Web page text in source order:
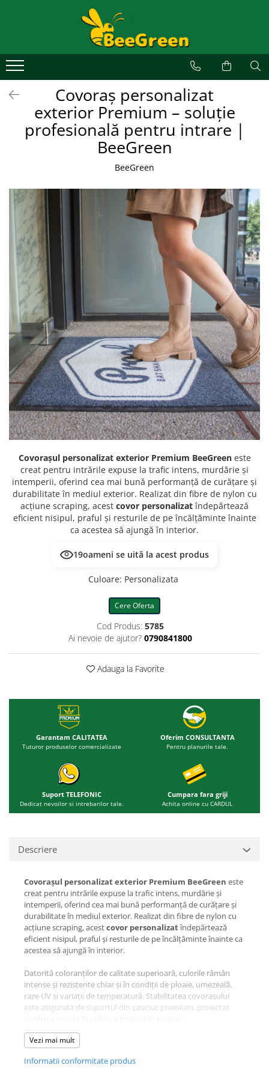
Covoare de exterior
Covoare de interior
Covoare personalizate
Covoare profesionale
Covoare ergonomice anti-oboseală
Covoraș personalizat
exterior Premium – soluție
profesională pentru intrare |
BeeGreen
BeeGreen
Covorașul personalizat exterior Premium BeeGreeneste
creat pentru intrările expuse la trafic intens, murdărie și
intemperii, oferind cea mai bună performanță de curățare și
durabilitate în mediul exterior. Realizat din fibre de nylon cu
acțiune scraping, acest covor personalizatîndepărtează
eficient nisipul, praful și resturile de pe încălțăminte înainte
ca acestea să ajungă în interior.
19oameni se uită la acest produs
Culoare: Personalizata
Cere Oferta
Cod Produs: 5785
Ai nevoie de ajutor? 0790841800
Adauga la Favorite
Garantam CALITATEA
Tuturor produselor comercializate
Oferim CONSULTANTA
Pentru planurile tale.
Suport TELEFONIC
Dedicat nevoilor si intrebarilor tale.
Cumpara fara griji
Achita online cu CARDUL
Descriere
Covorașul personalizat exterior Premium BeeGreen este
creat pentru intrările expuse la trafic intens, murdărie și
intemperii, oferind cea mai bună performanță de curățare și
durabilitate în mediul exterior. Realizat din fibre de nylon cu
acțiune scraping, acestcovor personalizatîndepărtează
eficient nisipul, praful și resturile de pe încălțăminte înainte ca
acestea să ajungă în interior.
Datorită coloranților de calitate superioară, culorile rămân
intense și rezistente chiar și în condiții de ploaie, umezeală,
raze UV și variații de temperatură. Stabilitatea covorașului
este asigurată de suportul din cauciuc premium, proiectat
Personalizarea completă permite transformarea produsului
intrarea în clădire. Acest covoraș personalizat exterior
Vezi mai mult
Informatii conformitate produs